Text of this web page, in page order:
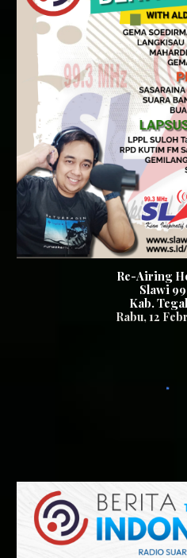
Re-Airing
Slawi
Kab.
Rabu, 12